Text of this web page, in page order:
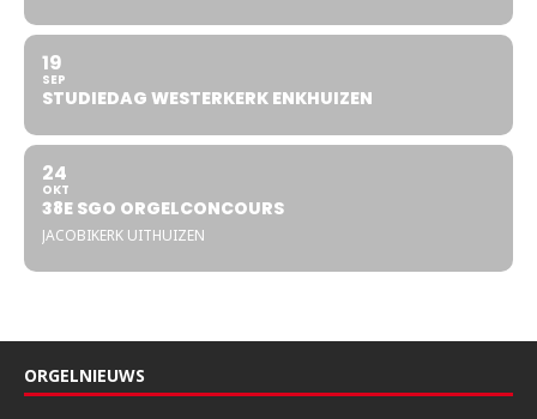
19
SEP
STUDIEDAG WESTERKERK ENKHUIZEN
24
OKT
38E SGO ORGELCONCOURS
JACOBIKERK UITHUIZEN
ORGELNIEUWS